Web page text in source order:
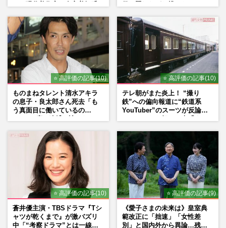
⭐ 高評価の記事(10)
ものまねタレント清水アキラ
の息子・良太郎さん死去「も
う真面目に働いているの
⭐ 高評価の記事(10)
テレ朝がまた炎上！ “撮り
鉄”への偏向報道に“鉄道系
YouTuber”のスーツが反論
は？」
⭐ 高評価の記事(10)
蒼井優主演・TBSドラマ『Tシ
ャツが乾くまで』が激バズリ
中「“考察ドラマ”とは一線を
⭐ 高評価の記事(9)
《愛子さまの未来は》皇室典
範改正に「拙速」「女性差
別」と国内外から異論…残さ